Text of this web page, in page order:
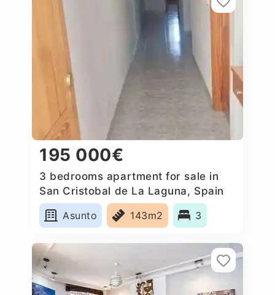
195 000€
3 bedrooms apartment for sale in
San Cristobal de La Laguna, Spain
Asunto
143m2 3